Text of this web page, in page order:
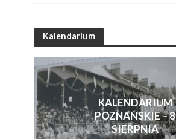
Kalendarium
KALENDARIUM
POZNAŃSKIE – 8
SIERPNIA